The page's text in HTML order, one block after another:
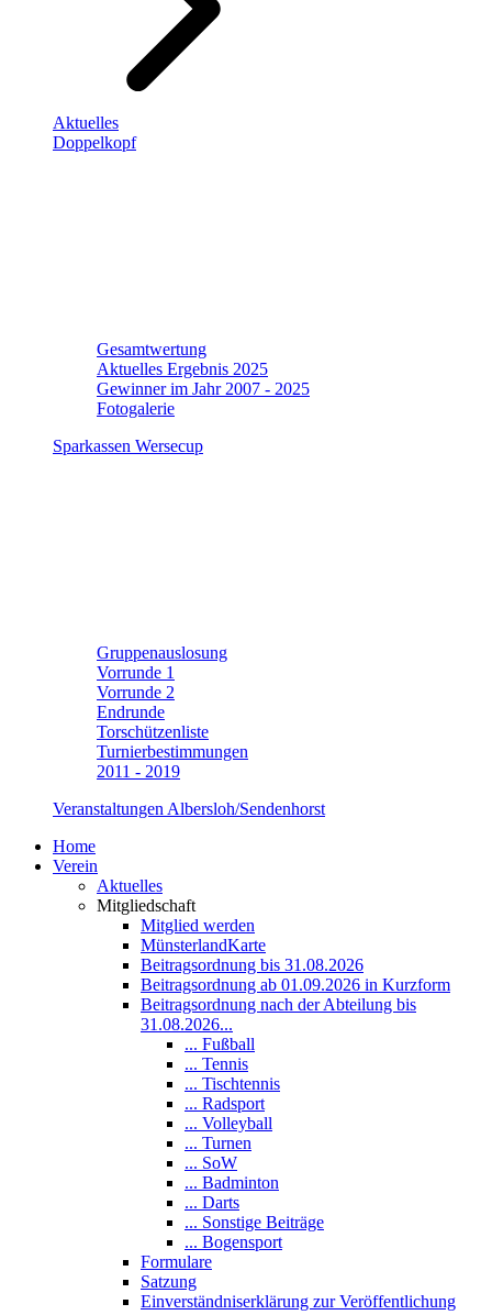
Aktuelles
Doppelkopf
Gesamtwertung
Aktuelles Ergebnis 2025
Gewinner im Jahr 2007 - 2025
Fotogalerie
Sparkassen Wersecup
Gruppenauslosung
Vorrunde 1
Vorrunde 2
Endrunde
Torschützenliste
Turnierbestimmungen
2011 - 2019
Veranstaltungen Albersloh/Sendenhorst
Home
Verein
Aktuelles
Mitgliedschaft
Mitglied werden
MünsterlandKarte
Beitragsordnung bis 31.08.2026
Beitragsordnung ab 01.09.2026 in Kurzform
Beitragsordnung nach der Abteilung bis
31.08.2026...
... Fußball
... Tennis
... Tischtennis
... Radsport
... Volleyball
... Turnen
... SoW
... Badminton
... Darts
... Sonstige Beiträge
... Bogensport
Formulare
Satzung
Einverständniserklärung zur Veröffentlichung